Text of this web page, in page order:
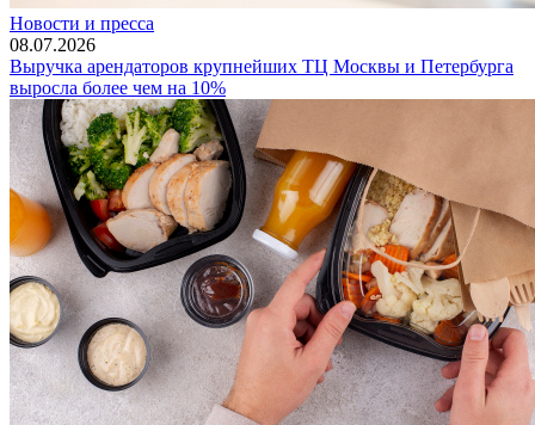
Новости и пресса
08.07.2026
Выручка арендаторов крупнейших ТЦ Москвы и Петербурга
выросла более чем на 10%